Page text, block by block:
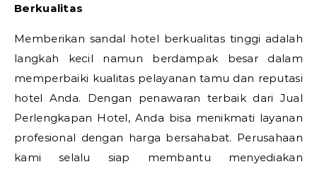
Berkualitas
Memberikan sandal hotel berkualitas tinggi adalah
langkah kecil namun berdampak besar dalam
memperbaiki kualitas pelayanan tamu dan reputasi
hotel Anda. Dengan penawaran terbaik dari Jual
Perlengkapan Hotel, Anda bisa menikmati layanan
profesional dengan harga bersahabat. Perusahaan
kami selalu siap membantu menyediakan